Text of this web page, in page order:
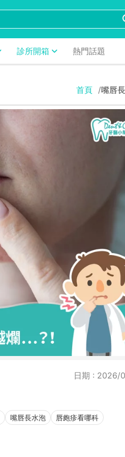
診所開箱 熱門話題
首頁 嘴唇
日期 : 2026/
嘴唇長水泡
唇皰疹看哪科